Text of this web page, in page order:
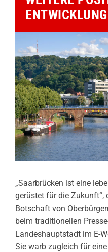
ENTWICKLUNG
„Saarbrücken ist eine
gerüstet für die Zukunft“,
Botschaft von
beim traditionellen
Landeshauptstadt im E-
Sie warb zugleich für